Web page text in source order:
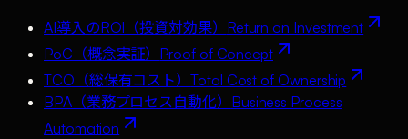
AI導入のROI（投資対効果） Return on Investment
PoC（概念実証） Proof of Concept
TCO（総保有コスト）Total Cost of Ownership
BPA（業務プロセス自動化） Business Process
Automation